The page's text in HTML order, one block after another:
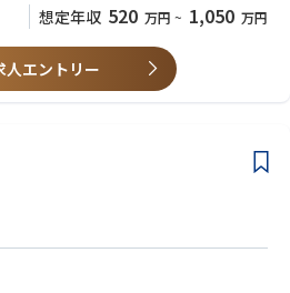
５年以上エンジニアリング業務に従事され
事の調達経験を有する方
た実務を担い、関係者との調整役として業
応方針のもと一定の裁量をもって対応しま
整結果に基づく用地交渉
の対応検討
スの改善提案、改善検討への関与
知識を有すること
などの契約形態や、登記・境界・権利関係
想定年収 520 万円 ~ 1,050 万円
人エントリー